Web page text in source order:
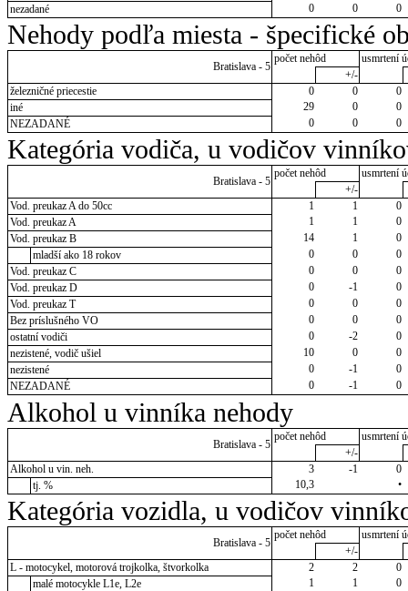
nezadané
0 0 0
Nehody podľa miesta - špecifické
Bratislava - 5
počet nehôd
usmrtení
+/-
železničné priecestie
0 0
0
iné
29 0
0
NEZADANÉ
0 0 0
Kategória vodiča, u vodičov
Bratislava - 5
počet nehôd
usmrtení
+/-
Vod. preukaz A do 50cc
1 1
0
Vod. preukaz A
1 1
0
Vod. preukaz B
14 1
0
mladší ako 18 rokov
0 0
0
Vod. preukaz C
0 0
0
Vod. preukaz D
0 -1
0
Vod. preukaz T
0 0
0
Bez príslušného VO
0 0
0
ostatní vodiči
0 -2
0
nezistené, vodič ušiel
10 0
0
nezistené
0 -1
0
NEZADANÉ
0 -1 0
Alkohol u vinníka nehody
Bratislava - 5
počet nehôd
usmrtení
+/-
Alkohol u vin. neh.
3 -1
0
tj. %
10,3 •
Kategória vozidla, u vodičov
Bratislava - 5
počet nehôd
usmrtení
+/-
L - motocykel, motorová trojkolka, štvorkolka
2 2
0
malé motocykle L1e, L2e
1 1
0